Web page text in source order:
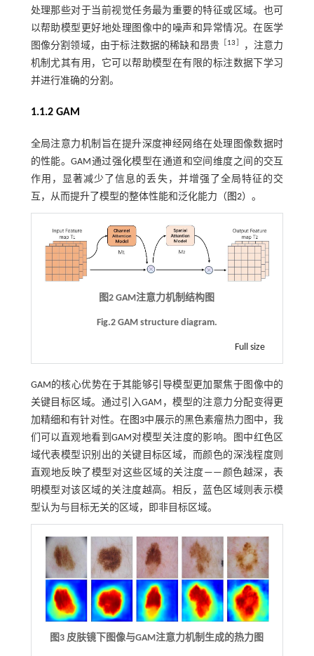
处理那些对于当前视觉任务最为重要的特征或区域。也可
以帮助模型更好地处理图像中的噪声和异常情况。在医学
图像分割领域，由于标注数据的稀缺和昂贵
13
，注意力
机制尤其有用，它可以帮助模型在有限的标注数据下学习
并进行准确的分割。
1.1.2 GAM
全局注意力机制旨在提升深度神经网络在处理图像数据时
的性能。GAM通过强化模型在通道和空间维度之间的交互
作用，显著减少了信息的丢失，并增强了全局特征的交
互，从而提升了模型的整体性能和泛化能力（ 图2）。
图2 GAM注意力机制结构图
Fig.2 GAM structure diagram.
Full size
GAM的核心优势在于其能够引导模型更加聚焦于图像中的
关键目标区域。通过引入GAM，模型的注意力分配变得更
加精细和有针对性。在 图3中展示的黑色素瘤热力图中，我
们可以直观地看到GAM对模型关注度的影响。图中红色区
域代表模型识别出的关键目标区域，而颜色的深浅程度则
直观地反映了模型对这些区域的关注度——颜色越深，表
明模型对该区域的关注度越高。相反，蓝色区域则表示模
型认为与目标无关的区域，即非目标区域。
图3 皮肤镜下图像与GAM注意力机制生成的热力图